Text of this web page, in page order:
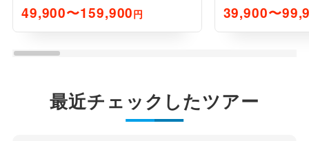
49,900〜159,900円
札幌4日間
39,900〜
最近チェックしたツアー